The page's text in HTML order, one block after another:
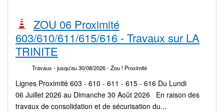
ZOU 06 Proximité
603/610/611/615/616 - Travaux sur LA
TRINITE
Travaux - jusqu'au 30/08/2026- Zou ! Proximité
Lignes Proximité 603 - 610 - 611 - 615 - 616 Du Lundi
06 Juillet 2026 au Dimanche 30 Août 2026 En raison des
travaux de consolidation et de sécurisation du...